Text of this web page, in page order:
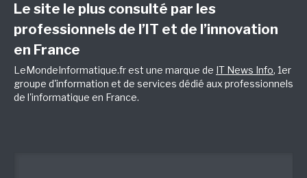
Le site le plus consulté par les
professionnels de l’IT et de l’innovation
en France
LeMondeInformatique.fr est une marque de IT News Info, 1er
groupe d'information et de services dédié aux professionnels
de l'informatique en France.